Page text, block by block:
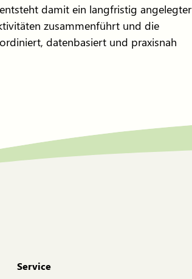
damit ein langfristig angelegter
zusammenführt und die
datenbasiert und praxisnah
Service